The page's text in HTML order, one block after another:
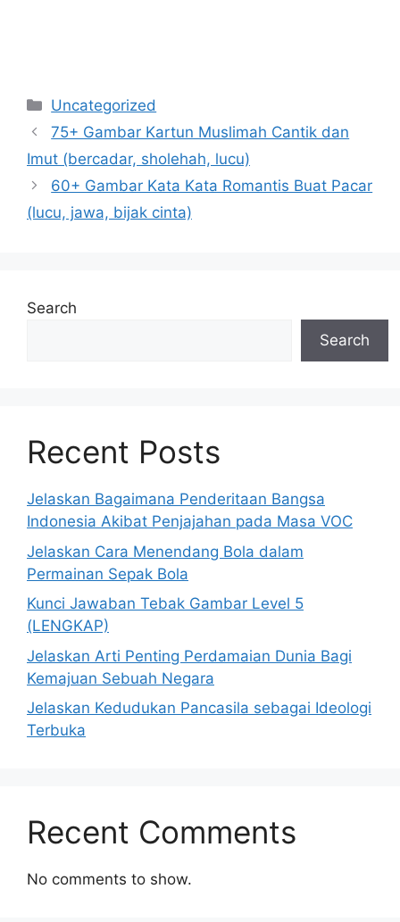
Categories
Uncategorized
75+ Gambar Kartun Muslimah Cantik dan
Imut (bercadar, sholehah, lucu)
60+ Gambar Kata Kata Romantis Buat Pacar
(lucu, jawa, bijak cinta)
Search
Search
Recent Posts
Jelaskan Bagaimana Penderitaan Bangsa
Indonesia Akibat Penjajahan pada Masa VOC
Jelaskan Cara Menendang Bola dalam
Permainan Sepak Bola
Kunci Jawaban Tebak Gambar Level 5
(LENGKAP)
Jelaskan Arti Penting Perdamaian Dunia Bagi
Kemajuan Sebuah Negara
Jelaskan Kedudukan Pancasila sebagai Ideologi
Terbuka
Recent Comments
No comments to show.